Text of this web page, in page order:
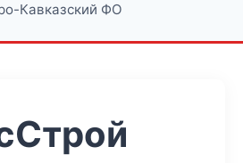
Кавказский ФО